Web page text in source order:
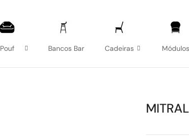
Pouf Bancos Bar Cadeiras Módulos
MITRAL